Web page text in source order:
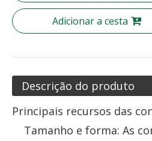
Adicionar a cesta
Descrição do produto
Principais recursos das
Tamanho e forma: As